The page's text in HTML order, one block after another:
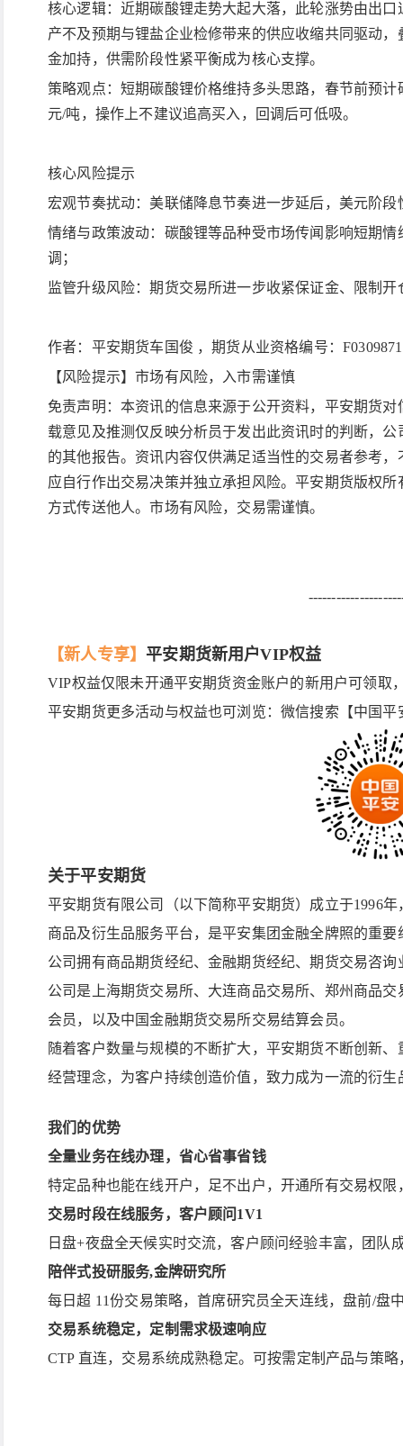
核心逻辑：近期碳酸锂走势大起大落，此轮涨势由出
产不及预期与锂盐企业检修带来的供应收缩共同驱动
金加持，供需阶段性紧平衡成为核心支撑。
策略观点：短期碳酸锂价格维持多头思路，春节前预
元/吨，操作上不建议追高买入，回调后可低吸。
核心风险提示
宏观节奏扰动：美联储降息节奏进一步延后，美元阶
情绪与政策波动：碳酸锂等品种受市场传闻影响短期
调；
监管升级风险：期货交易所进一步收紧保证金、限制
作者：平安期货车国俊 ，期货从业资格编号：
【风险提示】市场有风险，入市需谨慎
免责声明：本资讯的信息来源于公开资料，平安期货
载意见及推测仅反映分析员于发出此资讯时的判断，
的其他报告。资讯内容仅供满足适当性的交易者参考
应自行作出交易决策并独立承担风险。平安期货版权
方式传送他人。市场有风险，交易需谨慎。
【新人专享】 平安期货新用户VIP权益
VIP权益仅限未开通平安期货资金账户的新用户可领取
平安期货更多活动与权益也可浏览：微信搜索【中国
关于平安期货
平安期货有限公司（以下简称平安期货）成立于1996
商品及衍生品服务平台，是平安集团金融全牌照的重要
公司拥有商品期货经纪、金融期货经纪、期货交易咨
公司是上海期货交易所、大连商品交易所、郑州商品
会员，以及中国金融期货交易所交易结算会员。
随着客户数量与规模的不断扩大，平安期货不断创新
经营理念，为客户持续创造价值，致力成为一流的衍生
我们的优势
全量业务在线办理，省心省事省钱
特定品种也能在线开户，足不出户，开通所有交易权
交易时段在线服务，客户顾问1V1
日盘+夜盘全天候实时交流，客户顾问经验丰富，团队
陪伴式投研服务,金牌研究所
每日超 11份交易策略，首席研究员全天连线，盘前/盘
交易系统稳定，定制需求极速响应
CTP 直连，交易系统成熟稳定。可按需定制产品与策